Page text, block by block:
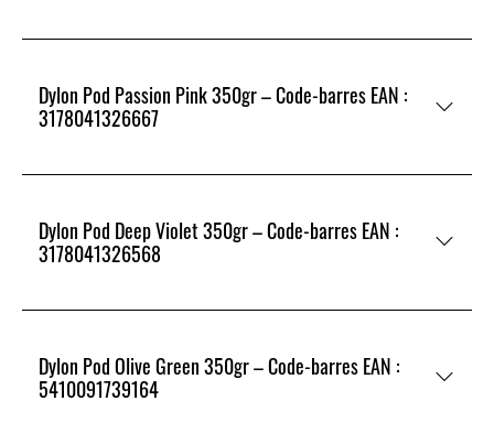
Dylon Pod Passion Pink 350gr – Code-barres EAN :
3178041326667
Dylon Pod Deep Violet 350gr – Code-barres EAN :
3178041326568
Dylon Pod Olive Green 350gr – Code-barres EAN :
5410091739164